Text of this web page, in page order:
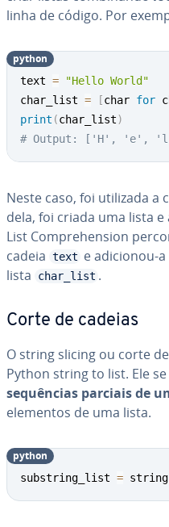
linha de código. Por
text =
"Hello World"
char_list = [char for
print (char_list)
# Output: ['H',
python
Neste caso, foi utilizada a
dela, foi criada uma lista e
List Com­prehen­sion
cadeia text e adicionou-
lista
char_list .
Corte de cadeias
O string slicing ou corte
Python string to list. Ele
sequên­cias parciais de
elementos de uma lista.
substring_list = string
python